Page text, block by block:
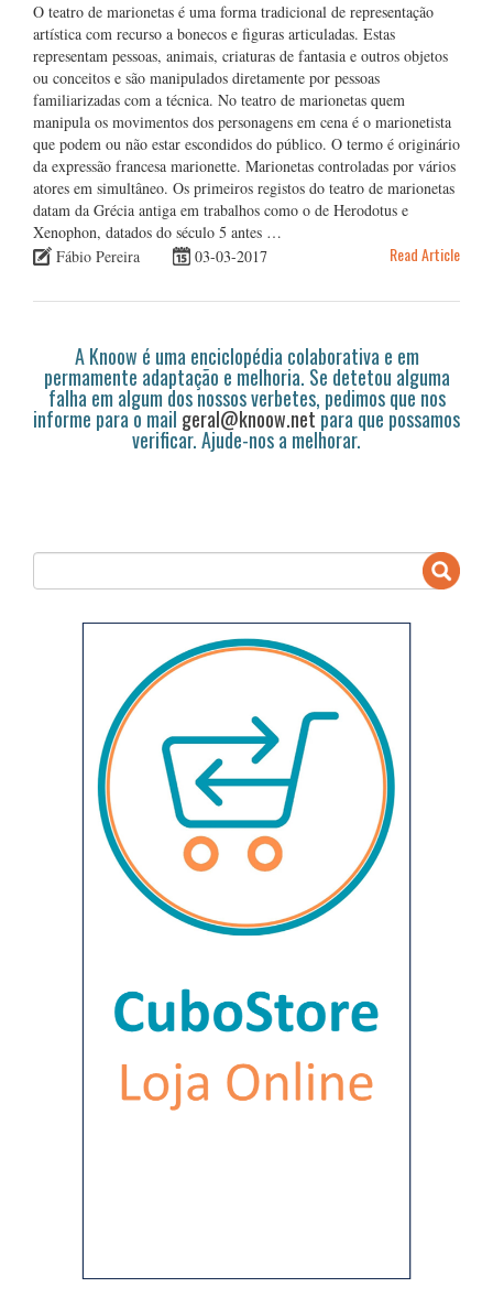
O teatro de marionetas é uma forma tradicional de representação
artística com recurso a bonecos e figuras articuladas. Estas
representam pessoas, animais, criaturas de fantasia e outros objetos
ou conceitos e são manipulados diretamente por pessoas
familiarizadas com a técnica. No teatro de marionetas quem
manipula os movimentos dos personagens em cena é o marionetista
que podem ou não estar escondidos do público. O termo é originário
da expressão francesa marionette. Marionetas controladas por vários
atores em simultâneo. Os primeiros registos do teatro de marionetas
datam da Grécia antiga em trabalhos como o de Herodotus e
Xenophon, datados do século 5 antes …
Fábio Pereira
03-03-2017 Read Article
A Knoow é uma enciclopédia colaborativa e em
permamente adaptação e melhoria. Se detetou alguma
falha em algum dos nossos verbetes, pedimos que nos
informe para o mail geral@knoow.netpara que possamos
verificar. Ajude-nos a melhorar.